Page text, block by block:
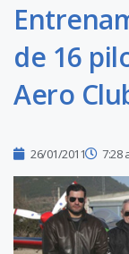
de 16
Aero
26/01/2011 7:28